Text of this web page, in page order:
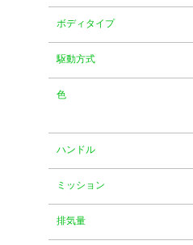
ボディタイプ
駆動方式
⾊
ハンドル
ミッション
排気量